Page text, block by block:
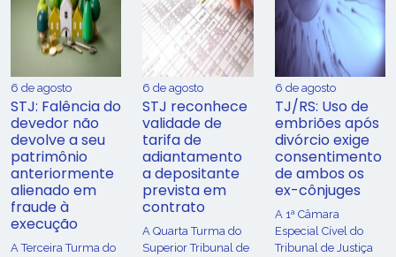
6 de agosto
STJ: Falência do
devedor não
devolve a seu
patrimônio
anteriormente
alienado em
fraude à
execução
A Terceira Turma do
6 de agosto
STJ reconhece
validade de
tarifa de
adiantamento
a depositante
prevista em
contrato
A Quarta Turma do
Superior Tribunal de
6 de agosto
TJ/RS: Uso de
embriões após
divórcio exige
consentimento
de ambos os
ex-cônjuges
A 1ª Câmara
Especial Cível do
Tribunal de Justiça